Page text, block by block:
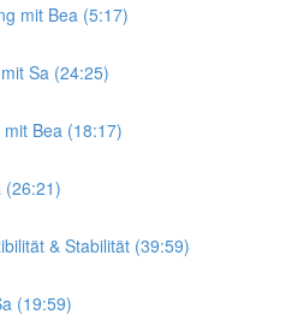
mit Bea (5:17)
Sa (24:25)
Bea (18:17)
(26:21)
& Stabilität (39:59)
(19:59)